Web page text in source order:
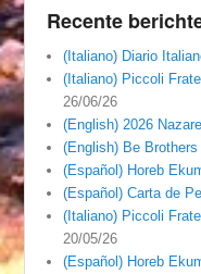
Recente
(Italiano) Diario
(Italiano) Piccoli
26/06/26
(English) 2026
(English) Be
(Español) Horeb
(Español) Carta de
(Italiano) Piccoli
20/05/26
(Español) Horeb